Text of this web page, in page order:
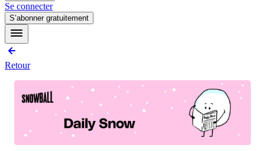
Se connecter
S’abonner gratuitement
Retour